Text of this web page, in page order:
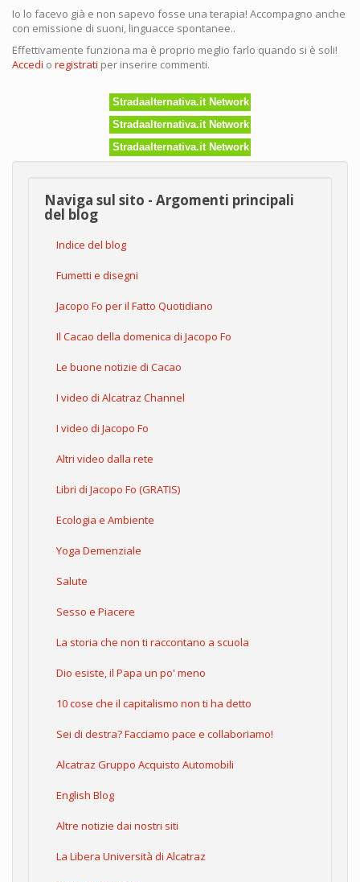
Io lo facevo già e non sapevo fosse una terapia! Accompagno anche
con emissione di suoni, linguacce spontanee..
Effettivamente funziona ma è proprio meglio farlo quando si è soli!
Accedi o registrati per inserire commenti.
Stradaalternativa.it Network
Stradaalternativa.it Network
Stradaalternativa.it Network
Naviga sul sito - Argomenti principali
del blog
Indice del blog
Fumetti e disegni
Jacopo Fo per il Fatto Quotidiano
Il Cacao della domenica di Jacopo Fo
Le buone notizie di Cacao
I video di Alcatraz Channel
I video di Jacopo Fo
Altri video dalla rete
Libri di Jacopo Fo (GRATIS)
Ecologia e Ambiente
Yoga Demenziale
Salute
Sesso e Piacere
La storia che non ti raccontano a scuola
Dio esiste, il Papa un po' meno
10 cose che il capitalismo non ti ha detto
Sei di destra? Facciamo pace e collaboriamo!
Alcatraz Gruppo Acquisto Automobili
English Blog
Altre notizie dai nostri siti
La Libera Università di Alcatraz